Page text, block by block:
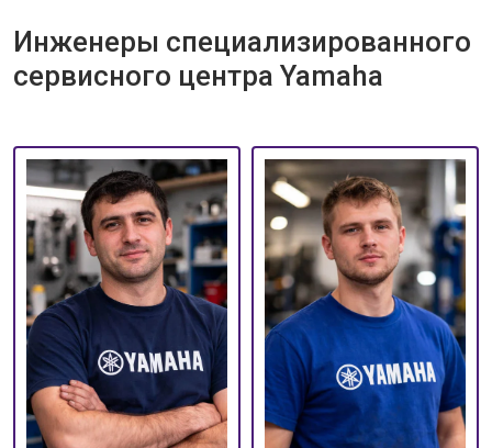
Инженеры специализированного
сервисного центра Yamaha